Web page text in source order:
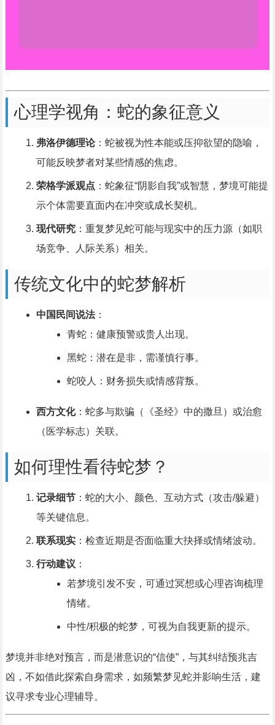
心理学视角：蛇的象征意义
弗洛伊德理论：蛇被视为性本能或压抑欲望的隐喻，
可能反映梦者对某些情感的焦虑。
荣格学派观点 ：蛇象征“阴影自我”或智慧，梦境可能提
示个体需要直面内在冲突或成长契机。
现代研究：重复梦见蛇可能与现实中的压力源（如职
场竞争、人际关系）相关。
传统文化中的蛇梦解析
中国民间说法：
青蛇：健康预警或贵人出现。
黑蛇：潜在是非，需谨慎行事。
蛇咬人：财务损失或情感背叛。
西方文化：蛇多与欺骗（《圣经》中的撒旦）或治愈
（医学标志）关联。
如何理性看待蛇梦？
记录细节：蛇的大小、颜色、互动方式（攻击/躲避）
等关键信息。
联系现实：检查近期是否面临重大抉择或情绪波动。
行动建议 ：
若梦境引发不安，可通过冥想或心理咨询梳理
情绪。
中性/积极的蛇梦，可视为自我更新的提示。
梦境并非绝对预言，而是潜意识的“信使”，与其纠结预兆吉
凶，不如借此探索自身需求，如频繁梦见蛇并影响生活，建
议寻求专业心理辅导。